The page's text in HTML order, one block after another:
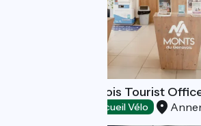
Monts du Genevois Tourist
Accueil Vélo